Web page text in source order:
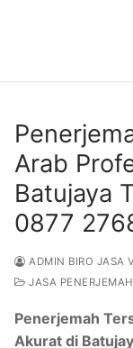
Arab
Batujaya
0877
ADMIN BIRO JASA
JASA
Penerjemah
Akurat di